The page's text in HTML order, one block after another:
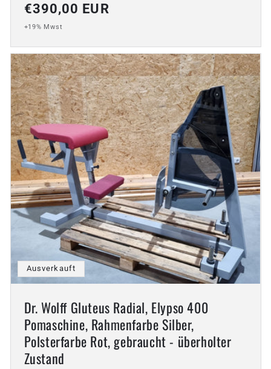
Normaler
Preis
€390,00 EUR
+19% Mwst
Ausverkauft
Dr. Wolff Gluteus Radial, Elypso 400
Pomaschine, Rahmenfarbe Silber,
Polsterfarbe Rot, gebraucht - überholter
Zustand